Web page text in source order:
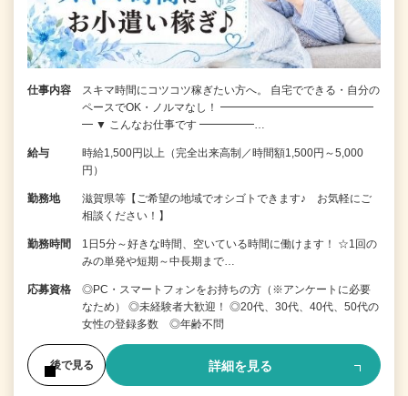
仕事内容
スキマ時間にコツコツ稼ぎたい方へ。 自宅でできる・自分の
ペースでOK・ノルマなし！ ━━━━━━━━━━━━━━
━ ▼ こんなお仕事です ━━━━━…
給与
時給1,500円以上（完全出来高制／時間額1,500円～5,000
円）
勤務地
滋賀県等【ご希望の地域でオシゴトできます♪ お気軽にご
相談ください！】
勤務時間
1日5分～好きな時間、空いている時間に働けます！ ☆1回の
みの単発や短期～中長期まで…
応募資格
◎PC・スマートフォンをお持ちの方（※アンケートに必要
なため） ◎未経験者大歓迎！ ◎20代、30代、40代、50代の
女性の登録多数 ◎年齢不問
後で見る 詳細を見る